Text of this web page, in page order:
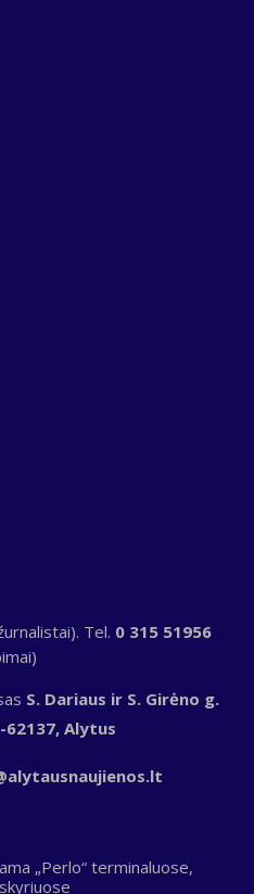
Tel. 0 315 51956
S. Dariaus ir S. Girėno g.
62137, Alytus
„Perlo“ terminaluose,